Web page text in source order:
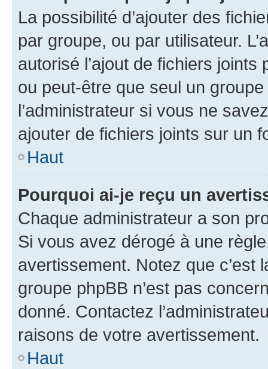
La possibilité d’ajouter des
par groupe, ou par utilisateur.
autorisé l’ajout de fichiers
ou peut-être que seul un
l’administrateur si vous ne
ajouter de fichiers joints sur un
Haut
Pourquoi ai-je reçu un
Chaque administrateur a son
Si vous avez dérogé à une
avertissement. Notez que c’est
groupe phpBB n’est pas
donné. Contactez
raisons de votre avertissement.
Haut